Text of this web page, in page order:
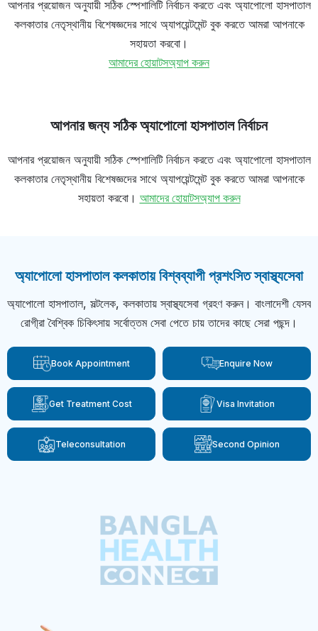
আপনার প্রয়োজন অনুযায়ী সঠিক স্পেশালিটি নির্বাচন করতে এবং অ্যাপোলো হাসপাতাল
কলকাতার নেতৃস্থানীয় বিশেষজ্ঞদের সাথে অ্যাপয়েন্টমেন্ট বুক করতে আমরা আপনাকে
সহায়তা করবো।
আমাদের হোয়াটসঅ্যাপ করুন
আপনার জন্য সঠিক অ্যাপোলো হাসপাতাল নির্বাচন
আপনার প্রয়োজন অনুযায়ী সঠিক স্পেশালিটি নির্বাচন করতে এবং অ্যাপোলো হাসপাতাল
কলকাতার নেতৃস্থানীয় বিশেষজ্ঞদের সাথে অ্যাপয়েন্টমেন্ট বুক করতে আমরা আপনাকে
সহায়তা করবো। আমাদের হোয়াটসঅ্যাপ করুন
অ্যাপোলো হাসপাতাল কলকাতায় বিশ্বব্যাপী প্রশংসিত স্বাস্থ্যসেবা
অ্যাপোলো হাসপাতাল, সল্টলেক, কলকাতায় স্বাস্থ্যসেবা গ্রহণ করুন। বাংলাদেশী যেসব
রোগী্রা বৈশ্বিক চিকিৎসায় সর্বোত্তম সেবা পেতে চায় তাদের কাছে সেরা পছন্দ।
Book Appointment Enquire Now
Get Treatment Cost Visa Invitation
Teleconsultation Second Opinion